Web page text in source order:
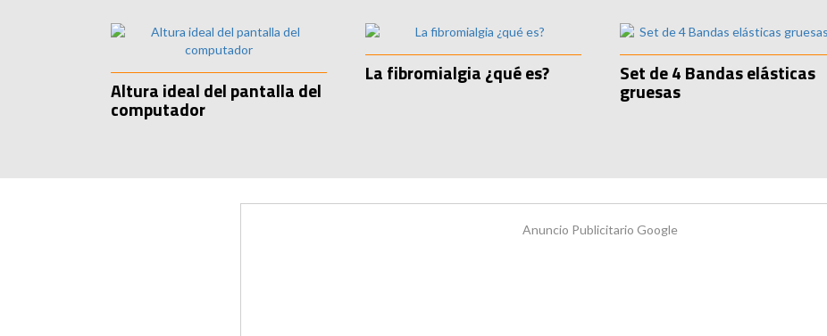
Altura ideal del pantalla del
computador
La fibromialgia ¿qué es? Set de 4 Bandas elásticas
gruesas
Anuncio Publicitario Google